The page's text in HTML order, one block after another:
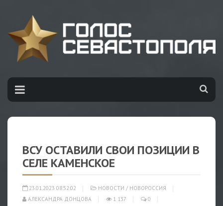
ВСУ ОСТАВИЛИ СВОИ ПОЗИЦИИ В
СЕЛЕ КАМЕНСКОЕ
23.01.2023 08:52:02 НОВОСТИ / НОВОРОССИЯ
АЛЕКСАНДРА ДОНЦОВА
1 137 0